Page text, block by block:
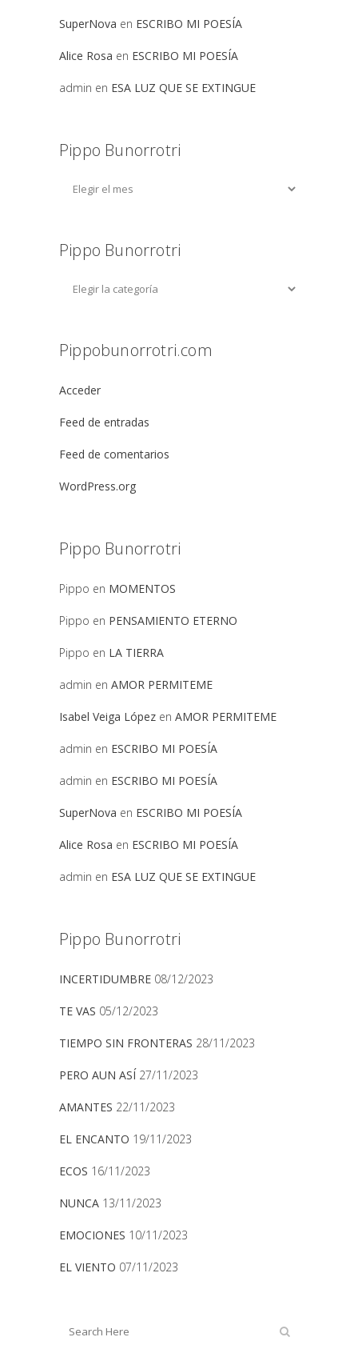
SuperNova en ESCRIBO MI POESÍA
Alice Rosa en ESCRIBO MI POESÍA
admin en ESA LUZ QUE SE EXTINGUE
Pippo Bunorrotri
Pippo Bunorrotri
Pippobunorrotri.com
Acceder
Feed de entradas
Feed de comentarios
WordPress.org
Pippo Bunorrotri
Pippo en MOMENTOS
Pippo en PENSAMIENTO ETERNO
Pippo en LA TIERRA
admin en AMOR PERMITEME
Isabel Veiga López en AMOR PERMITEME
admin en ESCRIBO MI POESÍA
admin en ESCRIBO MI POESÍA
SuperNova en ESCRIBO MI POESÍA
Alice Rosa en ESCRIBO MI POESÍA
admin en ESA LUZ QUE SE EXTINGUE
Pippo Bunorrotri
INCERTIDUMBRE 08/12/2023
TE VAS 05/12/2023
TIEMPO SIN FRONTERAS 28/11/2023
PERO AUN ASÍ 27/11/2023
AMANTES 22/11/2023
EL ENCANTO 19/11/2023
ECOS 16/11/2023
NUNCA 13/11/2023
EMOCIONES 10/11/2023
EL VIENTO 07/11/2023